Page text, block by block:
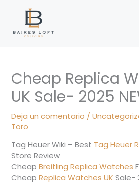
contenido
Cheap Replica
UK Sale- 2025
Deja un comentario /
Toro
Tag Heuer Wiki – Best Tag Heuer
Store Review
CheapBreitling Replica Watches
CheapReplica Watches UK Sale-